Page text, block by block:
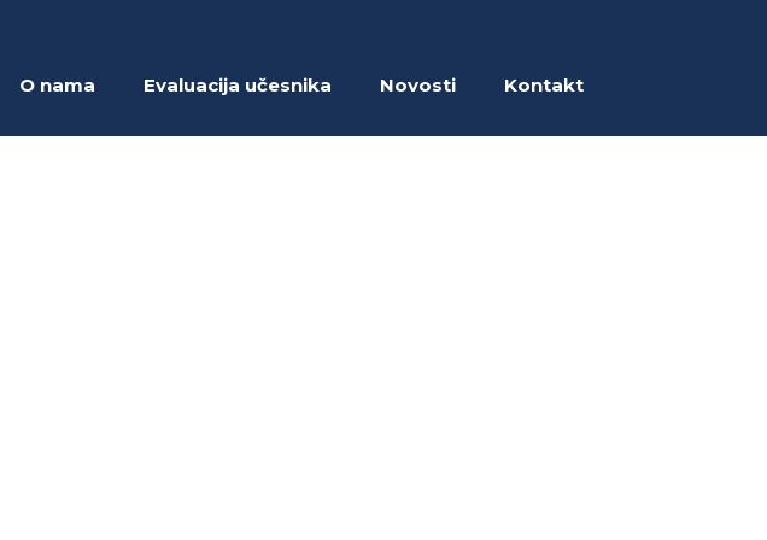
O nama Evaluacija učesnika Novosti Kontakt